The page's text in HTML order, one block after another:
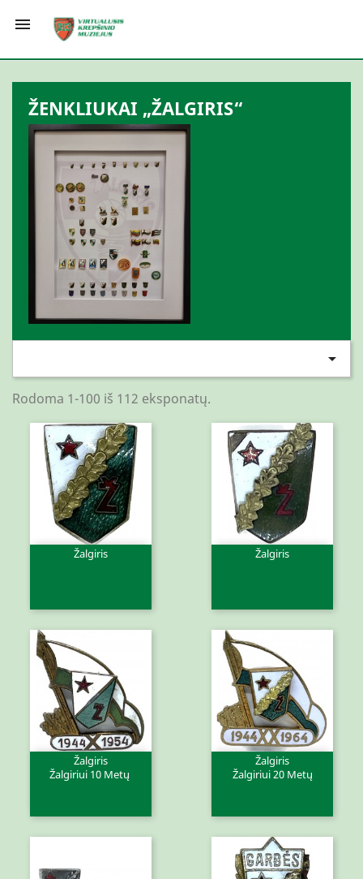

ŽENKLIUKAI „ŽALGIRIS“

Rodoma 1-100 iš 112 eksponatų.
Žalgiris Žalgiris
Žalgiris
Žalgiriui 10 Metų
Žalgiris
Žalgiriui 20 Metų